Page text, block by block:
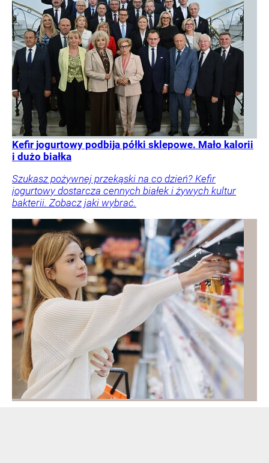
Kefir jogurtowy podbija półki sklepowe. Mało kalorii
i dużo białka
Szukasz pożywnej przekąski na co dzień? Kefir
jogurtowy dostarcza cennych białek i żywych kultur
bakterii. Zobacz jaki wybrać.